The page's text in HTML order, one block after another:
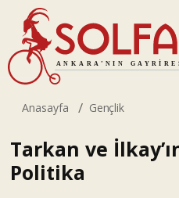
Anasayfa Gençlik
Tarkan ve
Politika